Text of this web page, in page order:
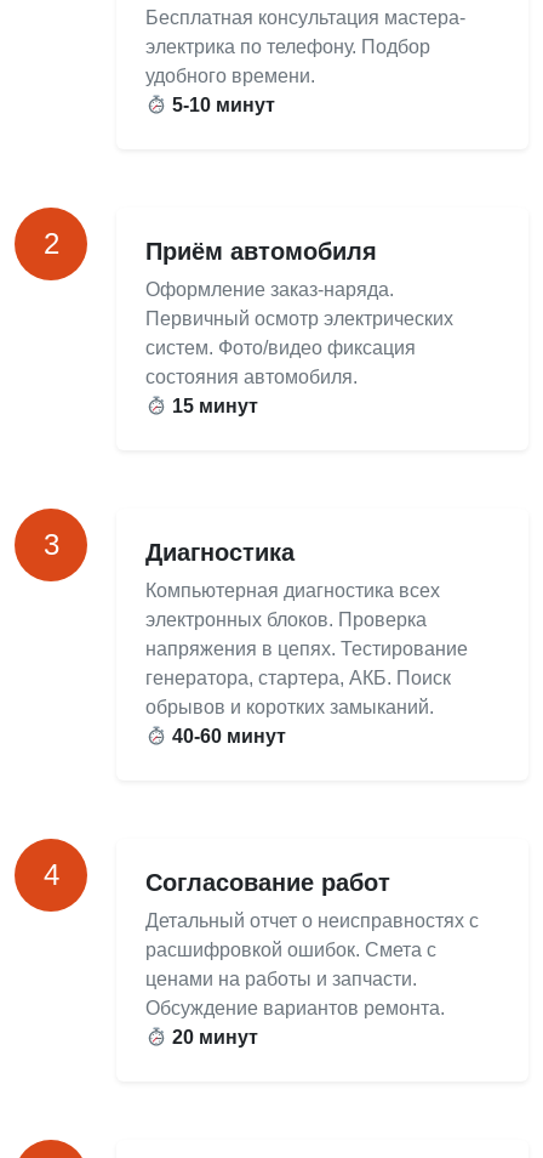
Бесплатная консультация мастера-
электрика по телефону. Подбор
удобного времени.
5-10 минут
2 Приём автомобиля
Оформление заказ-наряда.
Первичный осмотр электрических
систем. Фото/видео фиксация
состояния автомобиля.
15 минут
3 Диагностика
Компьютерная диагностика всех
электронных блоков. Проверка
напряжения в цепях. Тестирование
генератора, стартера, АКБ. Поиск
обрывов и коротких замыканий.
40-60 минут
4 Согласование работ
Детальный отчет о неисправностях с
расшифровкой ошибок. Смета с
ценами на работы и запчасти.
Обсуждение вариантов ремонта.
20 минут